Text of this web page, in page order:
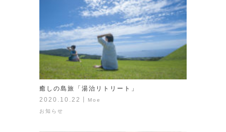
癒しの島旅「湯治リトリート」
2020.10.22
Moe
お知らせ